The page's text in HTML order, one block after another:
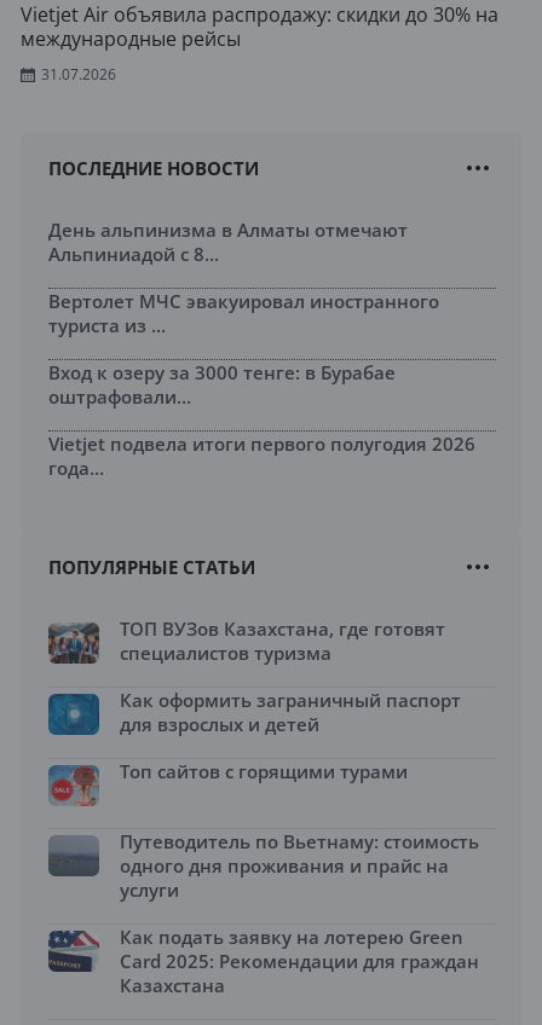
Vietjet Air объявила распродажу: скидки до 30% на
международные рейсы
31.07.2026
ПОСЛЕДНИЕ НОВОСТИ
День альпинизма в Алматы отмечают
Альпиниадой с 8...
Вертолет МЧС эвакуировал иностранного
туриста из ...
Вход к озеру за 3000 тенге: в Бурабае
оштрафовали...
Vietjet подвела итоги первого полугодия 2026
года...
ПОПУЛЯРНЫЕ СТАТЬИ
ТОП ВУЗов Казахстана, где готовят
специалистов туризма
Как оформить заграничный паспорт
для взрослых и детей
Топ сайтов с горящими турами
Путеводитель по Вьетнаму: стоимость
одного дня проживания и прайс на
услуги
Как подать заявку на лотерею Green
Card 2025: Рекомендации для граждан
Казахстана